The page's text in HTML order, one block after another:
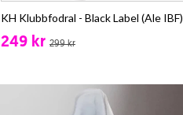
KH Klubbfodral - Black Label (Ale IBF)
249 kr 299 kr